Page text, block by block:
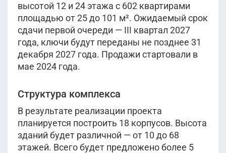
24 547 000 руб.
43.4 м 2 этаж 16-20
IV кв 2027
8 корпус
Уточнить
руб.
70.7 м
2 этаж 7-10
IV кв 2027
8 корпус
Уточнить
39 461 000руб.
8 корпус
высотой 12 и 24 этажа с 602 квартирами
площадью от 25 до 101 м². Ожидаемый срок
сдачи первой очереди — III квартал 2027
года, ключи будут переданы не позднее 31
декабря 2027 года. Продажи стартовали в
мае 2024 года.
Структура комплекса
В результате реализации проекта
планируется построить 18 корпусов. Высота
зданий будет различной — от 10 до 68
этажей. Всего будет предложено более 5